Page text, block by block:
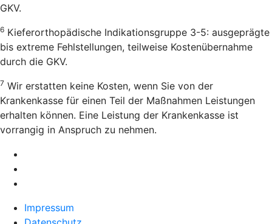
GKV.
6 Kieferorthopädische Indikationsgruppe 3-5: ausgeprägte
bis extreme Fehlstellungen, teilweise Kostenübernahme
durch die GKV.
7 Wir erstatten keine Kosten, wenn Sie von der
Krankenkasse für einen Teil der Maßnahmen Leistungen
erhalten können. Eine Leistung der Krankenkasse ist
vorrangig in Anspruch zu nehmen.
Impressum